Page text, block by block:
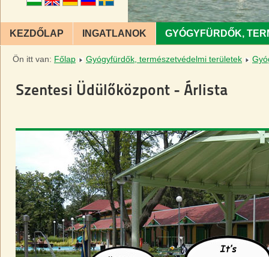
KEZDŐLAP INGATLANOK GYÓGYFÜRDŐK,
Ön itt van: Főlap Gyógyfürdők, természetvédelmi területek
Szentesi Üdülőközpont - Árlista